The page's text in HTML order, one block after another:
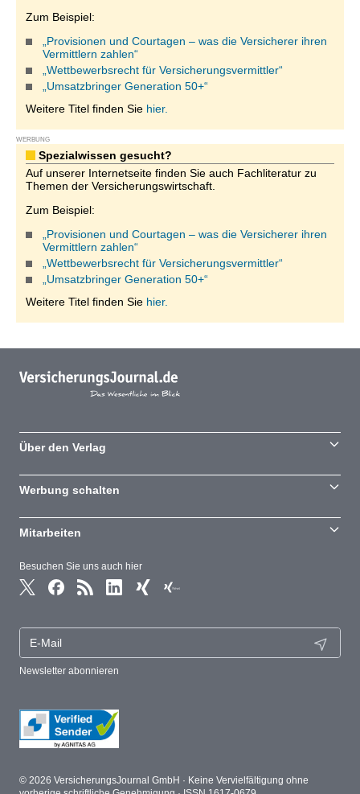
Zum Beispiel:
„Provisionen und Courtagen – was die Versicherer ihren
Vermittlern zahlen“
„Wettbewerbsrecht für Versicherungsvermittler“
„Umsatzbringer Generation 50+“
Weitere Titel finden Sie hier.
WERBUNG
Spezialwissen gesucht?
Auf unserer Internetseite finden Sie auch Fachliteratur zu
Themen der Versicherungswirtschaft.
Zum Beispiel:
„Provisionen und Courtagen – was die Versicherer ihren
Vermittlern zahlen“
„Wettbewerbsrecht für Versicherungsvermittler“
„Umsatzbringer Generation 50+“
Weitere Titel finden Sie hier.
Besuchen Sie uns auch hier
Newsletter abonnieren
Über den Verlag
Werbung schalten
Mitarbeiten
© 2026 VersicherungsJournal GmbH · Keine Vervielfältigung ohne